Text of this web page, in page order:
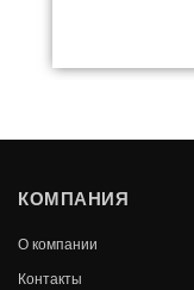
17 650
КОМПАНИЯ
О компании
Контакты